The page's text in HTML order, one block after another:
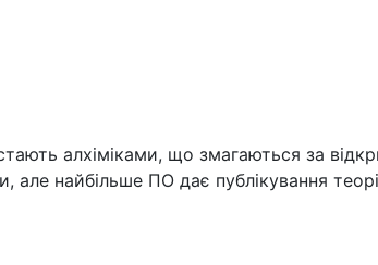
алхіміками, що змагаються за
найбільше ПО дає публікування